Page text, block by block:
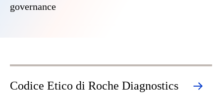
governance
Codice Etico di Roche Diagnostics